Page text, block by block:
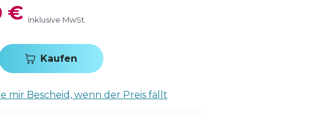
€ Inklusive MwSt.
Kaufen
mir Bescheid, wenn der Preis fällt